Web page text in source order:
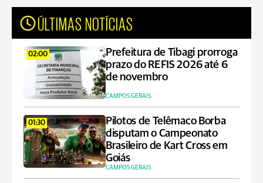
ÚLTIMAS NOTÍCIAS
02:00
Prefeitura de Tibagi prorroga
prazo do REFIS 2026 até 6
de novembro
CAMPOS GERAIS
01:30
Pilotos de Telêmaco Borba
disputam o Campeonato
Brasileiro de Kart Cross em
Goiás
CAMPOS GERAIS